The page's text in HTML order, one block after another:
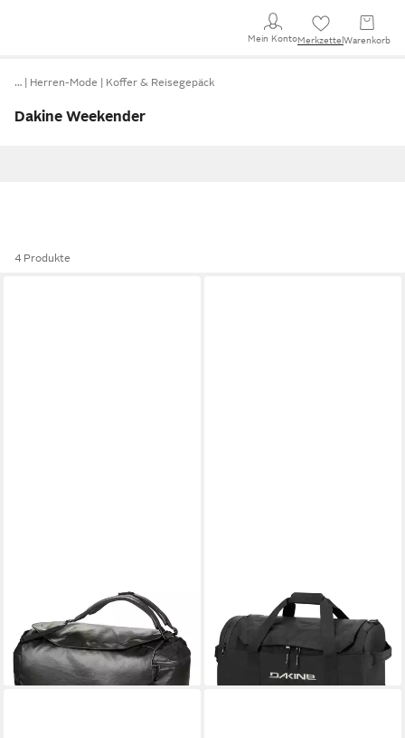
Mein KontoMerkzettel Warenkorb
… Herren-Mode Koffer & Reisegepäck
Dakine Weekender
4 Produkte
Weekender Ranger, Polyester
164,43 €
lieferbar - in 2-3 Werktagen bei dir
Weekender EQ, Polyester
67,68 €
lieferbar - in 2-3 Werktagen bei dir